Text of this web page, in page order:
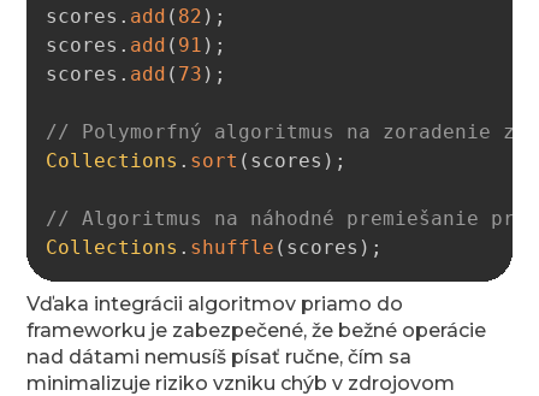
scores . add ( 82 ) ;
scores . add ( 91 ) ;
scores . add ( 73 ) ;
// Polymorfný algoritmus na zoradenie
Collections . sort ( scores ) ;
// Algoritmus na náhodné premiešanie
Collections . shuffle ( scores ) ;
Vďaka integrácii algoritmov priamo do
frameworku je zabezpečené, že bežné operácie
nad dátami nemusíš písať ručne, čím sa
minimalizuje riziko vzniku chýb v zdrojovom